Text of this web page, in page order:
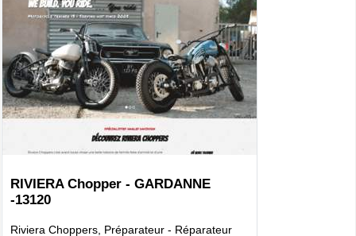
RIVIERA Chopper - GARDANNE
-13120
Riviera Choppers, Préparateur - Réparateur